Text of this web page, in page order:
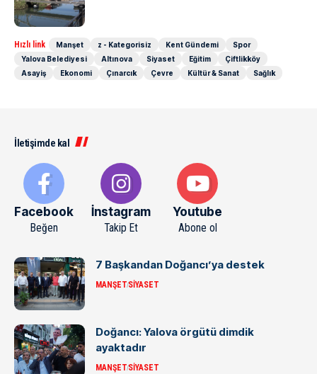
Hızlı link Manşet z - Kategorisiz Kent Gündemi
Spor
Yalova Belediyesi
Altınova Siyaset Eğitim
Çiftlikköy
Asayiş
Ekonomi Çınarcık Çevre Kültür & Sanat Sağlık
İletişimde kal
Facebook
Beğen
İnstagram
Takip Et
Youtube
Abone ol
7 Başkandan Doğancı’ya destek
MANŞETSIYASET
Doğancı: Yalova örgütü dimdik
ayaktadır
MANŞETSIYASET